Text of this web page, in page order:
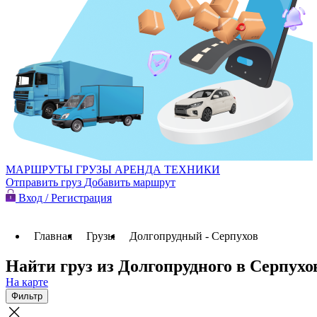
МАРШРУТЫ ГРУЗЫ АРЕНДА ТЕХНИКИ
Отправить груз Добавить маршрут
Вход / Регистрация
Главная Грузы Долгопрудный - Серпухов
Найти груз из Долгопрудного в
На карте
Фильтр